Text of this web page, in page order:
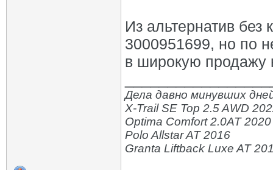
Из альтернатив без
3000951699, но по
в широкую продажу
Дела давно минувших
X-Trail SE Top 2.5 AWD
Optima Comfort 2.0AT 2020
Polo Allstar AT 2016
Granta Liftback Luxe AT